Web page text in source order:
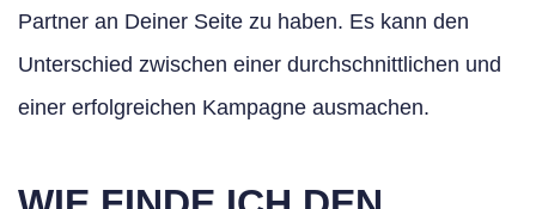
Partner an Deiner Seite zu haben. Es kann den
Unterschied zwischen einer durchschnittlichen und
einer erfolgreichen Kampagne ausmachen.